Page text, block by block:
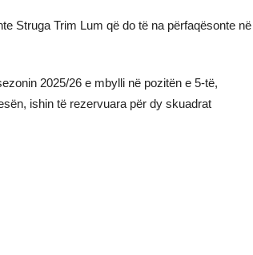
Struga Trim Lum që do të na përfaqësonte në
2025/26 e mbylli në pozitën e 5-të,
ishin të rezervuara për dy skuadrat